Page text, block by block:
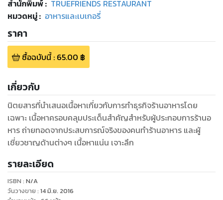
สำนักพิมพ์: TRUEFRIENDS RESTAURANT
หมวดหมู่: อาหารและเบเกอรี่
ราคา
ซื้อฉบับนี้: 65.00 ฿
เกี่ยวกับ
นิตยสารที่นำเสนอเนื้อหาเกี่ยวกับการทำธุรกิจร้านอาหารโดย
เฉพาะ เนื้อหาครอบคลุมประเด็นสำคัญสำหรับผู้ประกอบการร้านอ
หาร ถ่ายทอดจากประสบการณ์จริงของคนทำร้านอาหาร และผู้
เชี่ยวชาญด้านต่างๆ เนื้อหาแน่น เจาะลึก
รายละเอียด
ISBN : N/A
วันวางขาย : 14 มิ.ย. 2016